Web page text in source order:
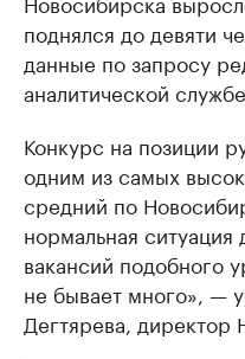
поднялся до девяти
данные по запросу
аналитической
Конкурс на позиции
одним из самых
средний по
нормальная
вакансий подобного
не бывает много», —
Дегтярева,